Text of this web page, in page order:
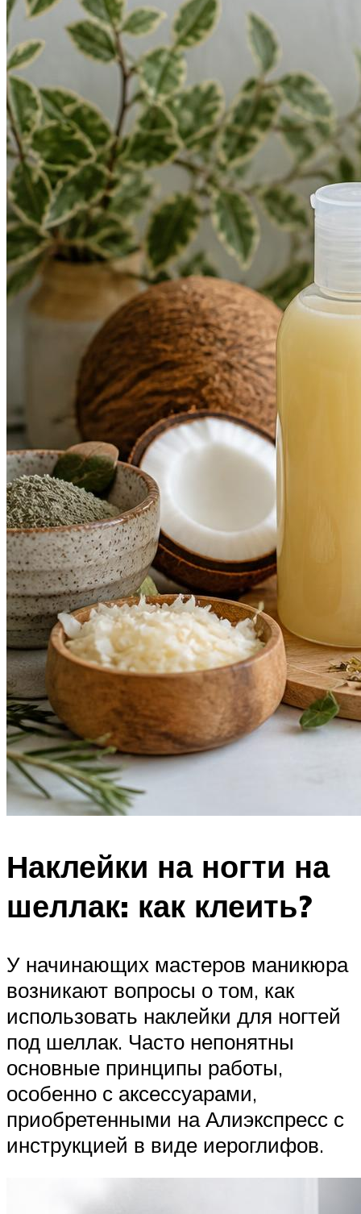
Наклейки на ногти на
шеллак: как клеить?
У начинающих мастеров маникюра
возникают вопросы о том, как
использовать наклейки для ногтей
под шеллак. Часто непонятны
основные принципы работы,
особенно с аксессуарами,
приобретенными на Алиэкспресс с
инструкцией в виде иероглифов.